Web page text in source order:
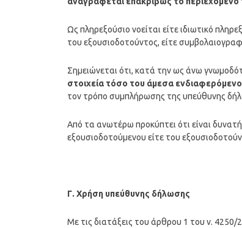
Ως πληρεξούσιο νοείται είτε ιδιωτικό
του εξουσιοδοτούντος, είτε
Σημειώνεται ότι, κατά την ως άνω
στοιχεία τόσο του άμεσα
τον τρόπο συμπλήρωσης της υπεύθυνης
Από τα ανωτέρω προκύπτει ότι είναι
εξουσιοδοτούμενου είτε του
Γ. Χρήση υπεύθυνης δήλωσης
Με τις διατάξεις του άρθρου 1 του ν. 4250/